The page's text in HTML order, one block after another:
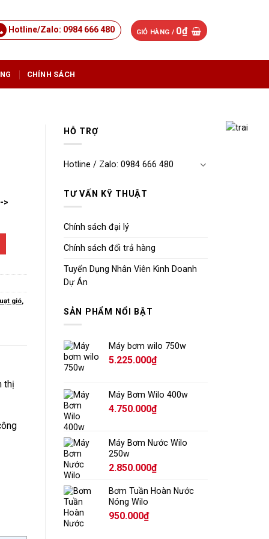
Hotline/Zalo: 0984 666 480 GIỎ HÀNG / 0₫
CHÍNH SÁCH
HỖ TRỢ
Hotline / Zalo: 0984 666 480
TƯ VẤN KỸ THUẬT
Chính sách đại lý
Chính sách đổi trả hàng
Tuyển Dụng Nhân Viên Kinh Doanh
Dự Án
SẢN PHẨM NỔI BẬT
Máy bơm wilo 750w
5.225.000₫
Máy Bơm Wilo 400w
4.750.000₫
Máy Bơm Nước Wilo
250w
2.850.000₫
Bơm Tuần Hoàn Nước
Nóng Wilo
950.000₫
>
gió,
thị